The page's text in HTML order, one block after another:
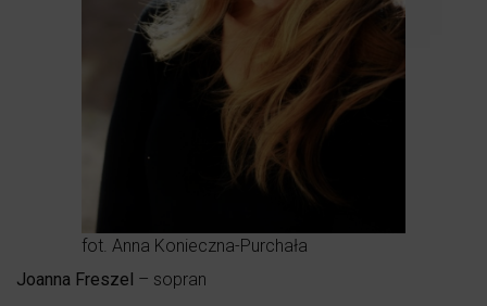
fot. Anna Konieczna-Purchała
Joanna Freszel – sopran